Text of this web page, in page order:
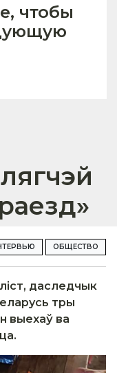
чтобы
ОБЩЕСТВО
даследчык
тры
выехаў ва